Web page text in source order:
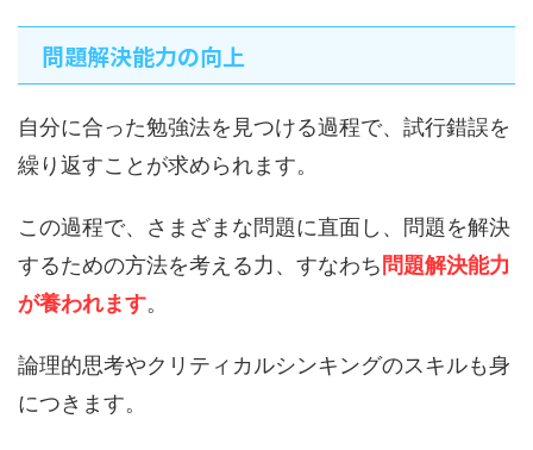
問題解決能力の向上
自分に合った勉強法を見つける過程で、試行錯誤を
繰り返すことが求められます。
この過程で、さまざまな問題に直面し、問題を解決
するための方法を考える力、すなわち問題解決能力
が養われます。
論理的思考やクリティカルシンキングのスキルも身
につきます。